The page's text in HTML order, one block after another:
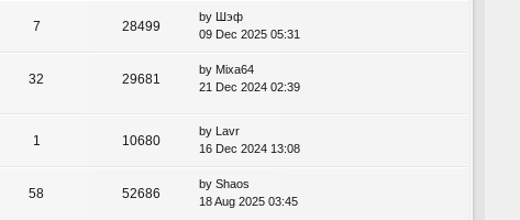
7 28499
by Шэф
09 Dec 2025 05:31
32 29681
by Mixa64
21 Dec 2024 02:39
1 10680
by Lavr
16 Dec 2024 13:08
58 52686
by Shaos
18 Aug 2025 03:45